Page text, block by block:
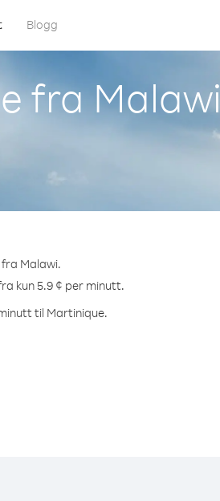
Blogg
fra Malawi
Malawi.
kun 5.9 ¢ per minutt.
til Martinique.